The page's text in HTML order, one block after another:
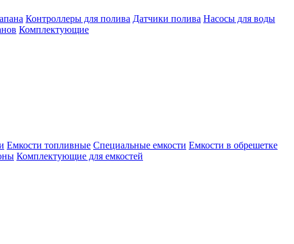
Контроллеры для полива Датчики полива Насосы для воды
Комплектующие
Емкости топливные Специальные емкости Емкости в обрешетке
Комплектующие для емкостей